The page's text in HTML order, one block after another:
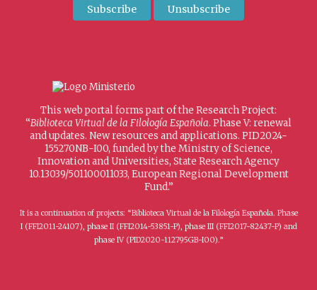
This web portal forms part of the Research Project:
“Biblioteca Virtual de la Filología Española. Phase V: renewal
and updates. New resources and applications. PID2024-
155270NB-I00, funded by the Ministry of Science,
Innovation and Universities, State Research Agency
10.13039/501100011033, European Regional Development
Fund.”
It is a continuation of projects: “Biblioteca Virtual de la Filología Española. Phase
I (FFI2011-24107), phase II (FFI2014-53851-P), phase III (FFI2017-82437-P) and
phase IV (PID2020-112795GB-I00).”